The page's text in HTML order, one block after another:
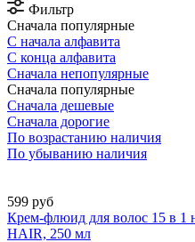
Фильтр
Сначала популярные
С начала алфавита
С конца алфавита
Сначала непопулярные
Сначала популярные
Сначала дешевые
Сначала дорогие
По возрастанию наличия
По убыванию наличия
599 руб
Крем-флюид для волос 15 в
HAIR, 250 мл